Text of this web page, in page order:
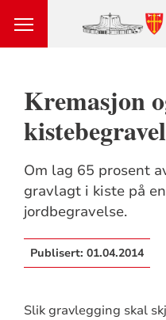
Kremasjon
Om lag 65 prosent
gravlagt i kiste på
jordbegravelse.
Publisert: 01.04.2014
Slik gravlegging skal